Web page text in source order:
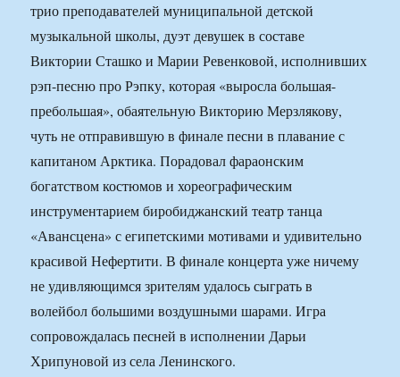
трио преподавателей муниципальной детской
музыкальной школы, дуэт девушек в составе
Виктории Сташко и Марии Ревенковой, исполнивших
рэп-песню про Рэпку, которая «выросла большая-
пребольшая», обаятельную Викторию Мерзлякову,
чуть не отправившую в финале песни в плавание с
капитаном Арктика. Порадовал фараонским
богатством костюмов и хореографическим
инструментарием биробиджанский театр танца
«Авансцена» с египетскими мотивами и удивительно
красивой Нефертити. В финале концерта уже ничему
не удивляющимся зрителям удалось сыграть в
волейбол большими воздушными шарами. Игра
сопровождалась песней в исполнении Дарьи
Хрипуновой из села Ленинского.